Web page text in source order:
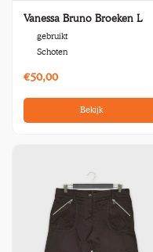
Vanessa Bruno Broeken L
gebruikt
Schoten
€50,00
Bekijk